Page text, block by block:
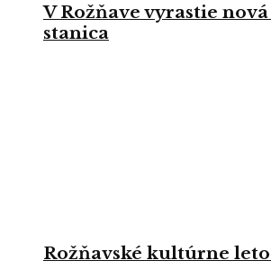
V Rožňave vyrastie
stanica
Rožňavské kultúrne